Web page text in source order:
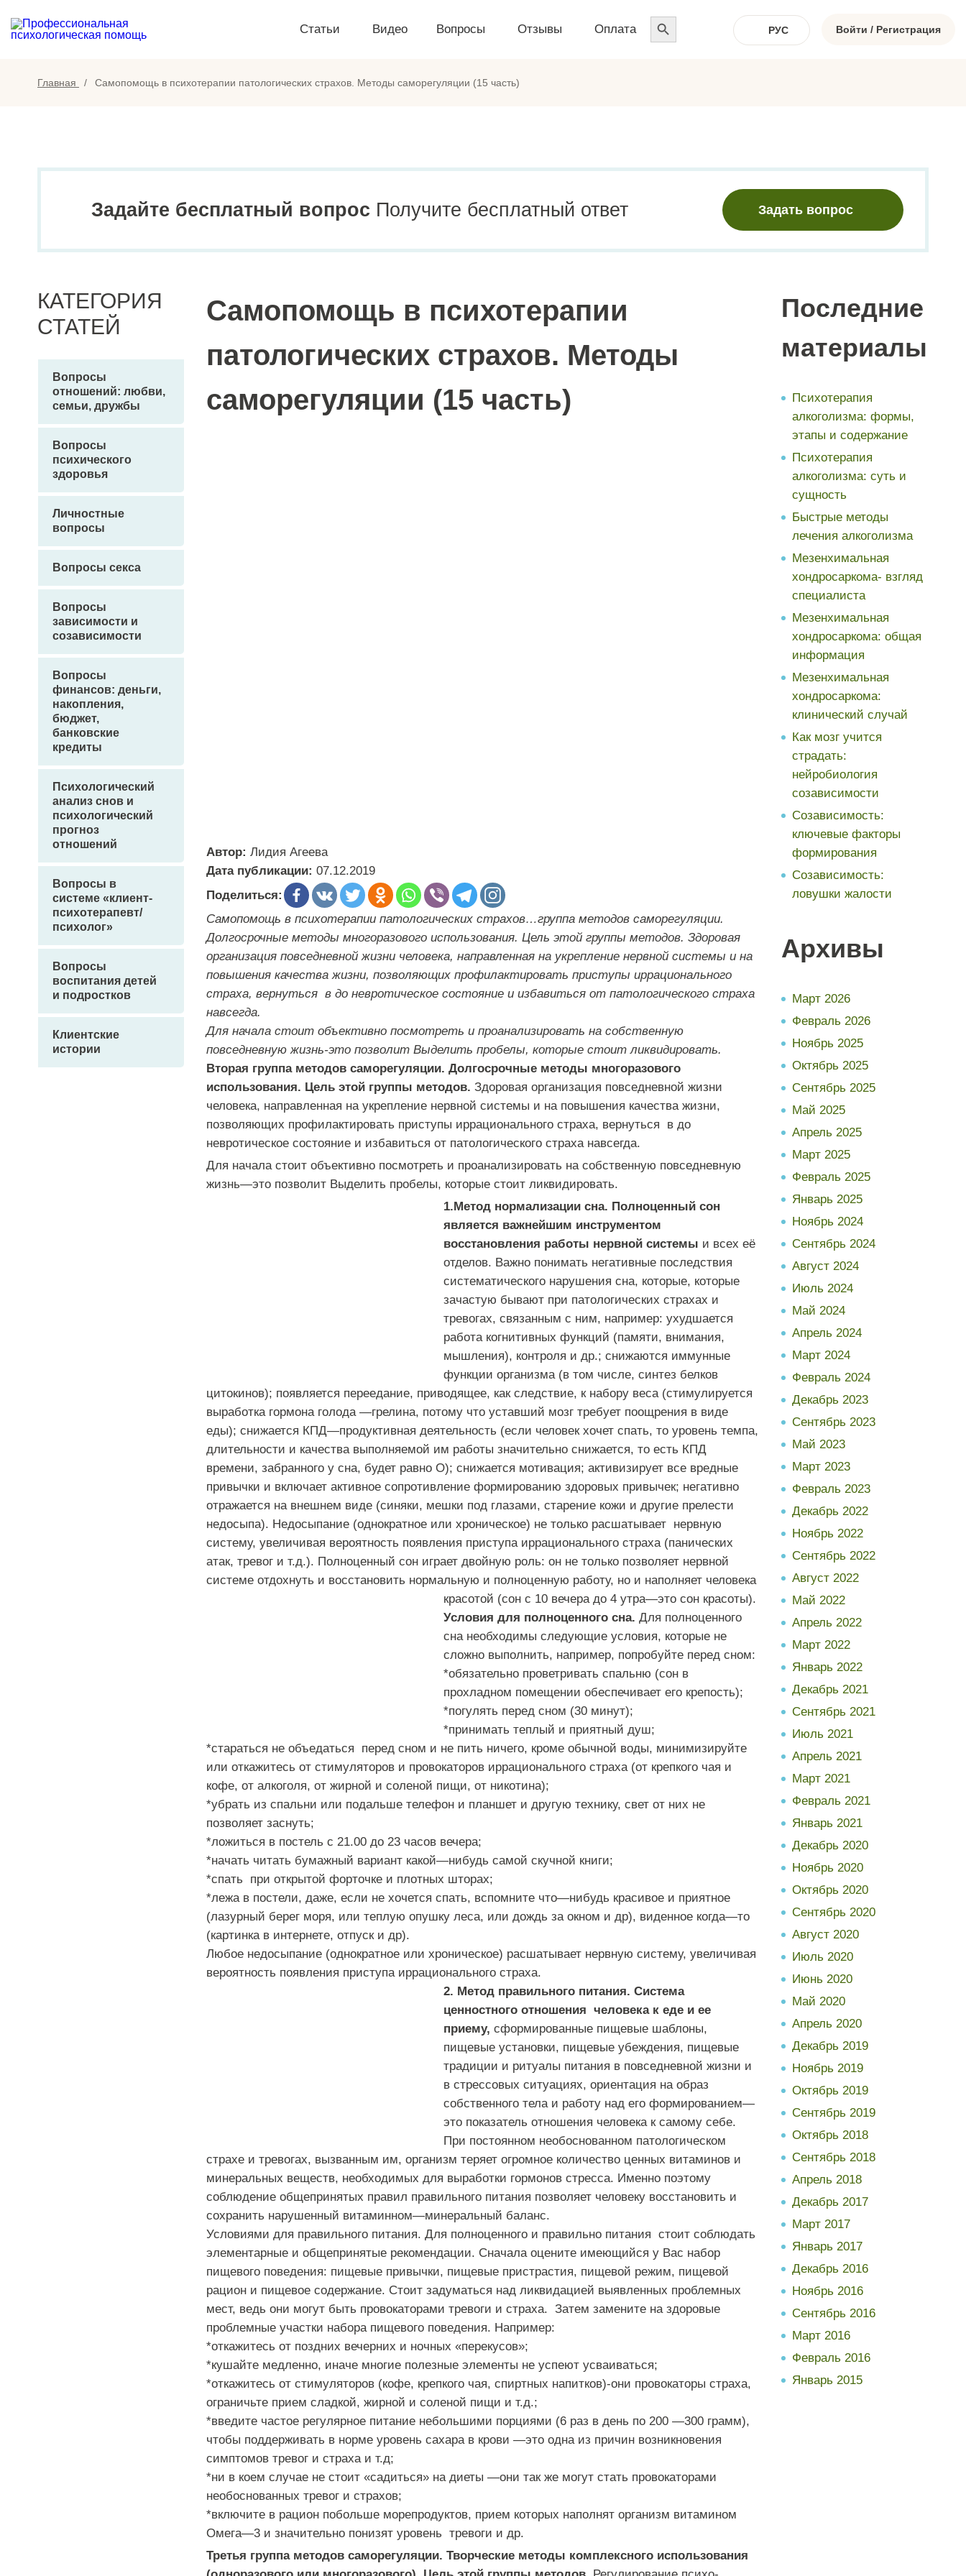
Статьи Видео Вопросы Отзывы Оплата
Search
for:
РУС Войти / Регистрация
Главная Самопомощь в психотерапии патологических страхов. Методы саморегуляции (15 часть)
Задайте бесплатный вопрос Получите бесплатный ответ Задать вопрос
КАТЕГОРИЯ
СТАТЕЙ
Вопросы
отношений: любви,
семьи, дружбы
Вопросы
психического
здоровья
Личностные
вопросы
Вопросы секса
Вопросы
зависимости и
созависимости
Вопросы
финансов: деньги,
накопления,
бюджет,
банковские
кредиты
Психологический
анализ снов и
психологический
прогноз
отношений
Вопросы в
системе «клиент-
психотерапевт/
психолог»
Вопросы
воспитания детей
и подростков
Клиентские
истории
Самопомощь в психотерапии
патологических страхов. Методы
саморегуляции (15 часть)
Автор: Лидия Агеева
Дата публикации: 07.12.2019
Поделиться:
Самопомощь в психотерапии патологических страхов…группа методов саморегуляции.
Долгосрочные методы многоразового использования. Цель этой группы методов. Здоровая
организация повседневной жизни человека, направленная на укрепление нервной системы и на
повышения качества жизни, позволяющих профилактировать приступы иррационального
страха, вернуться в до невротическое состояние и избавиться от патологического страха
навсегда.
Для начала стоит объективно посмотреть и проанализировать на собственную
повседневную жизнь-это позволит Выделить пробелы, которые стоит ликвидировать.
Вторая группа методов саморегуляции. Долгосрочные методы многоразового
использования. Цель этой группы методов. Здоровая организация повседневной жизни
человека, направленная на укрепление нервной системы и на повышения качества жизни,
позволяющих профилактировать приступы иррационального страха, вернуться в до
невротическое состояние и избавиться от патологического страха навсегда.
Для начала стоит объективно посмотреть и проанализировать на собственную повседневную
жизнь—это позволит Выделить пробелы, которые стоит ликвидировать.
1.Метод нормализации сна. Полноценный сон
является важнейшим инструментом
восстановления работы нервной системы и всех её
отделов. Важно понимать негативные последствия
систематического нарушения сна, которые, которые
зачастую бывают при патологических страхах и
тревогах, связанным с ним, например: ухудшается
работа когнитивных функций (памяти, внимания,
мышления), контроля и др.; снижаются иммунные
функции организма(в том числе, синтез белков
цитокинов); появляется переедание, приводящее, как следствие, к набору веса(стимулируется
выработка гормона голода—грелина, потому что уставший мозг требует поощрения в виде
еды); снижается КПД—продуктивная деятельность (если человек хочет спать, то уровень темпа,
длительности и качества выполняемой им работы значительно снижается, то есть КПД
времени, забранного у сна, будет равно О); снижается мотивация; активизирует все вредные
привычки и включает активное сопротивление формированию здоровых привычек; негативно
отражается на внешнем виде (синяки, мешки под глазами, старение кожи и другие прелести
недосыпа). Недосыпание (однократное или хроническое) не только расшатывает нервную
систему, увеличивая вероятность появления приступа иррационального страха(панических
атак, тревог и т.д.). Полноценный сон играет двойную роль: он не только позволяет нервной
системе отдохнуть и восстановить нормальную и полноценную работу, но и наполняет человека
красотой (сон с 10 вечера до 4 утра—это сон красоты).
Условия для полноценного сна. Для полноценного
сна необходимы следующие условия, которые не
сложно выполнить, например, попробуйте перед сном:
*обязательно проветривать спальню (сон в
прохладном помещении обеспечивает его крепость);
*погулять перед сном (30 минут);
*принимать теплый и приятный душ;
*стараться не объедаться перед сном и не пить ничего, кроме обычной воды, минимизируйте
или откажитесь от стимуляторов и провокаторов иррационального страха(от крепкого чая и
кофе, от алкоголя, от жирной и соленой пищи, от никотина);
*убрать из спальни или подальше телефон и планшет и другую технику, свет от них не
позволяет заснуть;
*ложиться в постель с 21.00 до 23 часов вечера;
*начать читать бумажный вариант какой—нибудь самой скучной книги;
*спать при открытой форточке и плотных шторах;
*лежа в постели, даже, если не хочется спать, вспомните что—нибудь красивое и приятное
(лазурный берег моря, или теплую опушку леса, или дождь за окном и др), виденное когда—то
(картинка в интернете, отпуск и др).
Любое недосыпание (однократное или хроническое) расшатывает нервную систему, увеличивая
вероятность появления приступа иррационального страха.
2. Метод правильного питания. Система
ценностного отношения человека к еде и ее
приему, сформированные пищевые шаблоны,
пищевые установки, пищевые убеждения, пищевые
традиции и ритуалы питания в повседневной жизни и
в стрессовых ситуациях, ориентация на образ
собственного тела и работу над его формированием—
это показатель отношения человека к самому себе.
При постоянном необоснованном патологическом
страхе и тревогах, вызванным им, организм теряет огромное количество ценных витаминов и
минеральных веществ, необходимых для выработки гормонов стресса. Именно поэтому
соблюдение общепринятых правил правильного питания позволяет человеку восстановить и
сохранить нарушенный витаминном—минеральный баланс.
Условиями для правильного питания. Для полноценного и правильно питания стоит соблюдать
элементарные и общепринятые рекомендации. Сначала оцените имеющийся у Вас набор
пищевого поведения: пищевые привычки, пищевые пристрастия, пищевой режим, пищевой
рацион и пищевое содержание. Стоит задуматься над ликвидацией выявленных проблемных
мест, ведь они могут быть провокаторами тревоги и страха. Затем замените на здоровые
проблемные участки набора пищевого поведения. Например:
*откажитесь от поздних вечерних и ночных «перекусов»;
*кушайте медленно, иначе многие полезные элементы не успеют усваиваться;
*откажитесь от стимуляторов (кофе, крепкого чая, спиртных напитков)-они провокаторы страха,
ограничьте прием сладкой, жирной и соленой пищи и т.д.;
*введите частое регулярное питание небольшими порциями (6 раз в день по 200 —300 грамм),
чтобы поддерживать в норме уровень сахара в крови —это одна из причин возникновения
симптомов тревог и страха и т.д;
*ни в коем случае не стоит «садиться» на диеты —они так же могут стать провокаторами
необоснованных тревог и страхов;
*включите в рацион побольше морепродуктов, прием которых наполнят организм витамином
Омега—3 и значительно понизят уровень тревоги и др.
Третья группа методов саморегуляции. Творческие методы комплексного использования
Последние
материалы
Психотерапия
алкоголизма: формы,
этапы и содержание
Психотерапия
алкоголизма: суть и
сущность
Быстрые методы
лечения алкоголизма
Мезенхимальная
хондросаркома- взгляд
специалиста
Мезенхимальная
хондросаркома: общая
информация
Мезенхимальная
хондросаркома:
клинический случай
Как мозг учится
страдать:
нейробиология
созависимости
Созависимость:
ключевые факторы
формирования
Созависимость:
ловушки жалости
Архивы
Март 2026
Февраль 2026
Ноябрь 2025
Октябрь 2025
Сентябрь 2025
Май 2025
Апрель 2025
Март 2025
Февраль 2025
Январь 2025
Ноябрь 2024
Сентябрь 2024
Август 2024
Июль 2024
Май 2024
Апрель 2024
Март 2024
Февраль 2024
Декабрь 2023
Сентябрь 2023
Май 2023
Март 2023
Февраль 2023
Декабрь 2022
Ноябрь 2022
Сентябрь 2022
Август 2022
Май 2022
Апрель 2022
Март 2022
Январь 2022
Декабрь 2021
Сентябрь 2021
Июль 2021
Апрель 2021
Март 2021
Февраль 2021
Январь 2021
Декабрь 2020
Ноябрь 2020
Октябрь 2020
Сентябрь 2020
Август 2020
Июль 2020
Июнь 2020
Май 2020
Апрель 2020
Декабрь 2019
Ноябрь 2019
Октябрь 2019
Сентябрь 2019
Октябрь 2018
Сентябрь 2018
Апрель 2018
Декабрь 2017
Март 2017
Январь 2017
Декабрь 2016
Ноябрь 2016
Сентябрь 2016
Март 2016
Февраль 2016
Январь 2015